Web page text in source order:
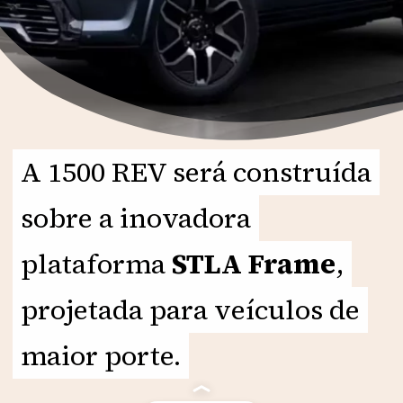
A 1500 REV será construída
sobre a inovadora
plataformaSTLA Frame,
projetada para veículos de
maior porte.
A 1500 REV será construída
sobre a inovadora
plataformaSTLA Frame,
projetada para veículos de
maior porte.